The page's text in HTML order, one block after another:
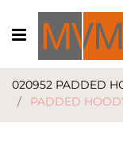
Open menu
020952 PADDED
PADDED